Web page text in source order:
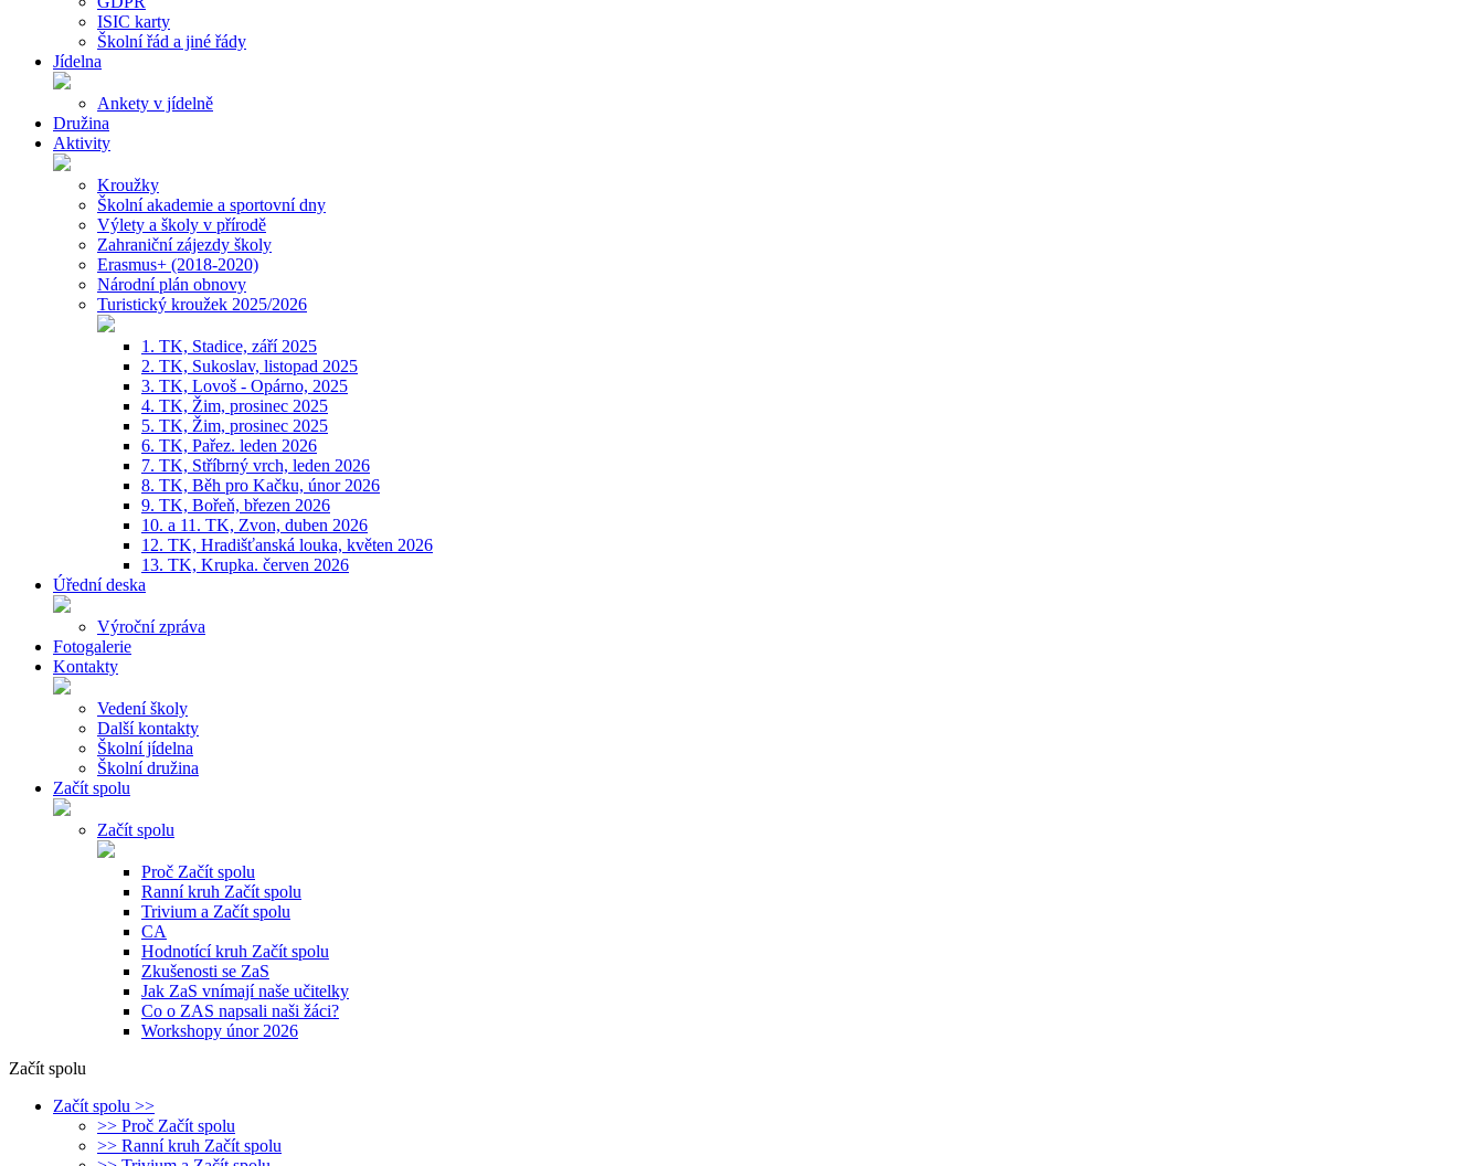
ISIC karty
Školní řád a jiné řády
Jídelna
Ankety v jídelně
Družina
Aktivity
Kroužky
Školní akademie a sportovní dny
Výlety a školy v přírodě
Zahraniční zájezdy školy
Erasmus+ (2018-2020)
Národní plán obnovy
Turistický kroužek 2025/2026
1. TK, Stadice, září 2025
2. TK, Sukoslav, listopad 2025
3. TK, Lovoš - Opárno, 2025
4. TK, Žim, prosinec 2025
5. TK, Žim, prosinec 2025
6. TK, Pařez. leden 2026
7. TK, Stříbrný vrch, leden 2026
8. TK, Běh pro Kačku, únor 2026
9. TK, Bořeň, březen 2026
10. a 11. TK, Zvon, duben 2026
12. TK, Hradišťanská louka, květen 2026
13. TK, Krupka. červen 2026
Úřední deska
Výroční zpráva
Fotogalerie
Kontakty
Vedení školy
Další kontakty
Školní jídelna
Školní družina
Začít spolu
Začít spolu
Proč Začít spolu
Ranní kruh Začít spolu
Trivium a Začít spolu
CA
Hodnotící kruh Začít spolu
Zkušenosti se ZaS
Jak ZaS vnímají naše učitelky
Co o ZAS napsali naši žáci?
Workshopy únor 2026
Začít spolu
Začít spolu >>
>> Proč Začít spolu
>> Ranní kruh Začít spolu